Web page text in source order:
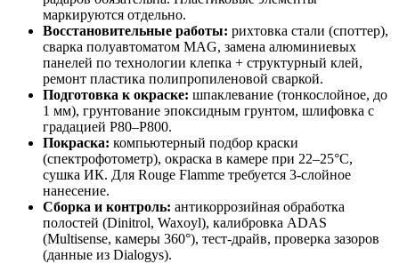
маркируются отдельно.
Восстановительные работы: рихтовка стали (споттер),
сварка полуавтоматом MAG, замена алюминиевых
панелей по технологии клепка + структурный клей,
ремонт пластика полипропиленовой сваркой.
Подготовка к окраске: шпаклевание (тонкослойное, до
1 мм), грунтование эпоксидным грунтом, шлифовка с
градацией P80–P800.
Покраска: компьютерный подбор краски
(спектрофотометр), окраска в камере при 22–25°C,
сушка ИК. Для Rouge Flamme требуется 3-слойное
нанесение.
Сборка и контроль: антикоррозийная обработка
полостей (Dinitrol, Waxoyl), калибровка ADAS
(Multisense, камеры 360°), тест-драйв, проверка зазоров
(данные из Dialogys).